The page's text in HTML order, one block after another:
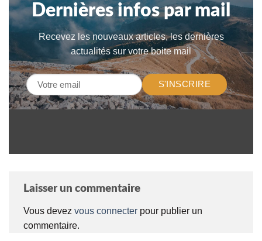
Dernières infos par mail
Recevez les nouveaux articles, les dernières
actualités sur votre boite mail
S'INSCRIRE
Laisser un commentaire
Vous devez vous connecter pour publier un
commentaire.